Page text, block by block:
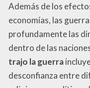
Además de los
economías, las
profundamente las
dentro de las
trajo la guerra
desconfianza entre